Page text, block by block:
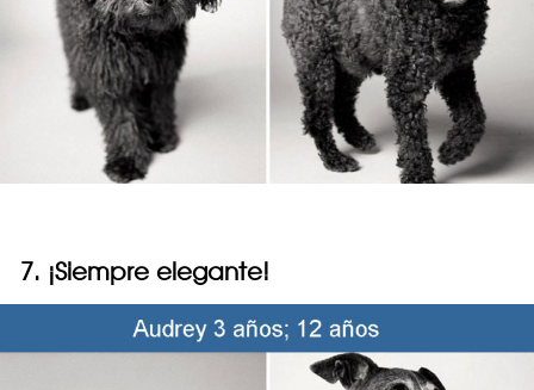
7. ¡Siempre elegante!